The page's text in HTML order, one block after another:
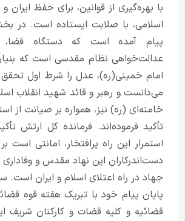
با بهره‌گیری از قوانین، برای حفظ ایران
اسلامی، با صلابت ایستاده است. در
پیام آمده است که دستگاه قضا،
عدالت‌خواهی نظام مقدسی است که
امام خمینی(ره)، عدل را شرط اول
می‌دانست و رهبر و قائد شهید انقلاب
خامنه‌ای (ره) نیز، همواره بر صیانت از
تأکید فرموده‌اند. فرمانده کل ارتش
استمرار این راه پرافتخار، امانتی
دست‌اندرکاران این نهاد مقدس و
جهاد در راه اعتلای اسلام و ایران است.
پایان پیام خود با تبریک هفته قوه
قضائیه و کلیه قضات و کارکنان شریف